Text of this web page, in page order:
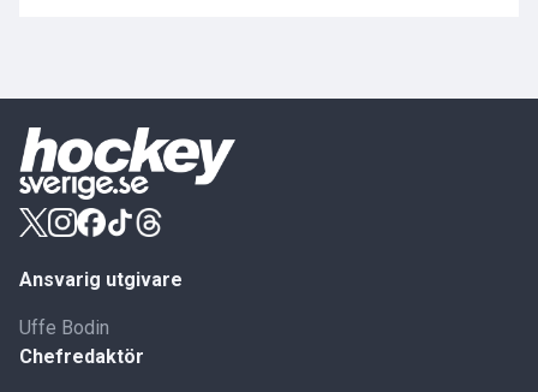
Ansvarig utgivare
Uffe Bodin
Chefredaktör